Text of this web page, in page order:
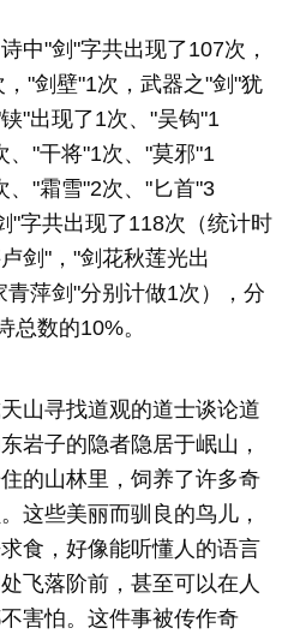
中"剑"字共出现了107次，
"剑壁"1次，武器之"剑"犹
"出现了1次、"吴钩"1
、"干将"1次、"莫邪"1
、"霜雪"2次、"匕首"3
"字共出现了118次（统计时
剑"，"剑花秋莲光出
青萍剑"分别计做1次），分
总数的10%。
山寻找道观的道士谈论道
岩子的隐者隐居于岷山，
的山林里，饲养了许多奇
这些美丽而驯良的鸟儿，
食，好像能听懂人的语言
飞落阶前，甚至可以在人
害怕。这件事被传作奇